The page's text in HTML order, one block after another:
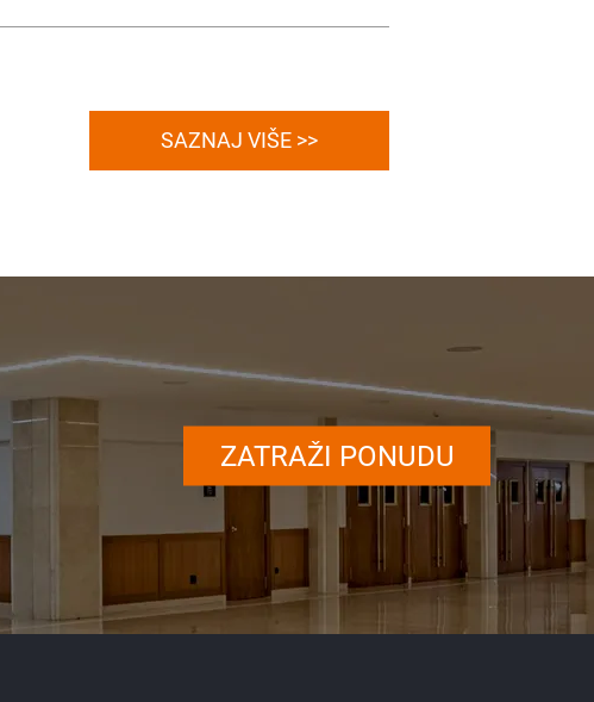
SAZNAJ VIŠE >>
ZATRAŽI PONUDU